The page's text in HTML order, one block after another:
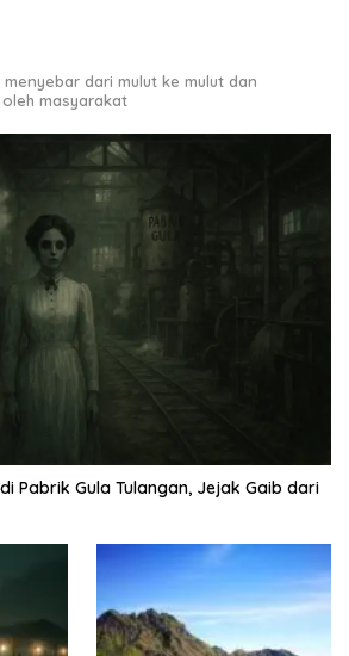
dari mulut ke mulut dan
masyarakat
Pabrik Gula Tulangan, Jejak Gaib dari